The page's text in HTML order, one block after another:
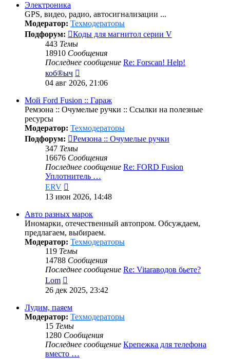
Электроника
GPS, видео, радио, автосигнализации ...
Модератор: Техмодераторы
Подфорум:
Коды для магнитол серии V
443 Темы
18910 Сообщения
Последнее сообщение Re: Forscan! Help!
коб®ыч
к
сообщению
04 авг 2026, 21:06
Мой Ford Fusion :: Гараж
Ремзона :: Очумелые ручки :: Ссылки на полезные
ресурсы
Модератор: Техмодераторы
Подфорум:
Ремзона :: Очумелые ручки
347 Темы
16676 Сообщения
Последнее сообщение Re: FORD Fusion
Уплотнитель …
ERV
к
сообщению
13 июн 2026, 14:48
Авто разных марок
Иномарки, отечественный автопром. Обсуждаем,
предлагаем, выбираем.
Модератор: Техмодераторы
119 Темы
14788 Сообщения
Последнее сообщение Re: Vitaraводов бьете?
Lom
к
сообщению
26 дек 2025, 23:42
Лудим, паяем
Модератор: Техмодераторы
15 Темы
1280 Сообщения
Последнее сообщение Крепежка для телефона
вместо …